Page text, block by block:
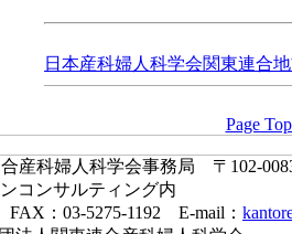
日本産科婦人科学会関東連合
Page
産科婦人科学会事務局 〒102-
コンサルティング内
：03-5275-1192 E-mail：